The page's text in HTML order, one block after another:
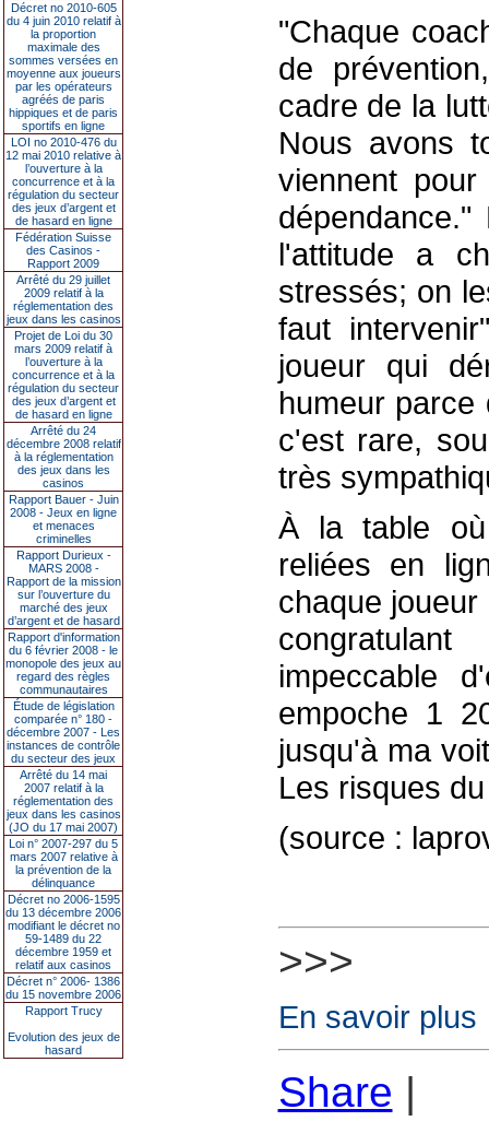
Décret no 2010-605
du 4 juin 2010 relatif à
la proportion
maximale des
sommes versées en
moyenne aux joueurs
par les opérateurs
agréés de paris
hippiques et de paris
sportifs en ligne
LOI no 2010-476 du
12 mai 2010 relative à
l’ouverture à la
concurrence et à la
régulation du secteur
des jeux d’argent et
de hasard en ligne
Fédération Suisse
des Casinos -
Rapport 2009
Arrêté du 29 juillet
2009 relatif à la
réglementation des
jeux dans les casinos
Projet de Loi du 30
mars 2009 relatif à
l’ouverture à la
concurrence et à la
régulation du secteur
des jeux d’argent et
de hasard en ligne
Arrêté du 24
décembre 2008 relatif
à la réglementation
des jeux dans les
casinos
Rapport Bauer - Juin
2008 - Jeux en ligne
et menaces
criminelles
Rapport Durieux -
MARS 2008 -
Rapport de la mission
sur l’ouverture du
marché des jeux
d’argent et de hasard
Rapport d'information
du 6 février 2008 - le
monopole des jeux au
regard des règles
communautaires
Étude de législation
comparée n° 180 -
décembre 2007 - Les
instances de contrôle
du secteur des jeux
Arrêté du 14 mai
2007 relatif à la
réglementation des
jeux dans les casinos
(JO du 17 mai 2007)
Loi n° 2007-297 du 5
mars 2007 relative à
la prévention de la
délinquance
Décret no 2006-1595
du 13 décembre 2006
modifiant le décret no
59-1489 du 22
décembre 1959 et
relatif aux casinos
Décret n° 2006- 1386
du 15 novembre 2006
Rapport Trucy
Evolution des jeux de
hasard
"Chaque
de
cadre de la
Nous avons
viennent
l'attitude a
stressés; on
faut
joueur qui
humeur
c'est rare,
très
À la table
reliées en
chaque
impeccable
empoche 1
jusqu'à ma
Les risques
(source :
>>>
En savoir plus
Share |